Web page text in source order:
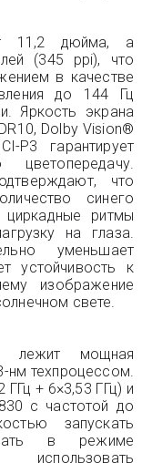
11,2 дюйма, а
(345 ppi), что
в качестве
до 144 Гц
Яркость экрана
Dolby Vision®
P3 гарантирует
что
синего
ритмы
на глаза.
уменьшает
устойчивость к
изображение
свете.
лежит мощная
нм техпроцессом.
+ 6×3,53 ГГц) и
с частотой до
запускать
в режиме